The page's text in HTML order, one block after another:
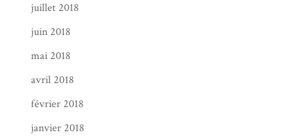
juillet 2018
juin 2018
mai 2018
avril 2018
février 2018
janvier 2018